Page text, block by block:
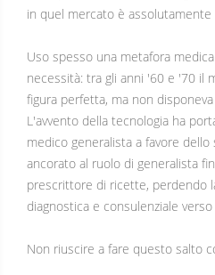
in quel mercato è assolutamente
Uso spesso una metafora
necessità: tra gli anni '60 e '70 il
figura perfetta, ma non
L'avvento della tecnologia ha
medico generalista a favore dello
ancorato al ruolo di generalista
prescrittore di ricette, perdendo
diagnostica e consulenziale verso
Non riuscire a fare questo salto